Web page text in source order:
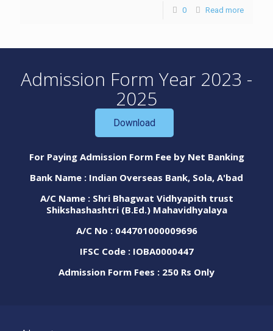
0 Read more
Admission Form Year 2023 -
2025
Download
For Paying Admission Form Fee by Net Banking
Bank Name : Indian Overseas Bank, Sola, A'bad
A/C Name : Shri Bhagwat Vidhyapith trust
Shikshashashtri (B.Ed.) Mahavidhyalaya
A/C No : 044701000009696
IFSC Code : IOBA0000447
Admission Form Fees : 250 Rs Only